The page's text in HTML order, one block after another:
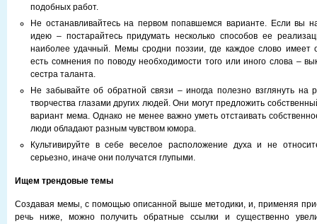
подобных работ.
Не останавливайтесь на первом попавшемся варианте. Если вы
идею – постарайтесь придумать несколько способов ее
наиболее удачный. Мемы сродни поэзии, где каждое слово имеет
есть сомнения по поводу необходимости того или иного слова –
сестра таланта.
Не забывайте об обратной связи – иногда полезно взглянуть на
творчества глазами других людей. Они могут предложить
вариант мема. Однако не менее важно уметь отстаивать
люди обладают разным чувством юмора.
Культивируйте в себе веселое расположение духа и не
серьезно, иначе они получатся глупыми.
Ищем трендовые темы
Создавая мемы, с помощью описанной выше методики, и, применяя
речь ниже, можно получить обратные ссылки и существенно